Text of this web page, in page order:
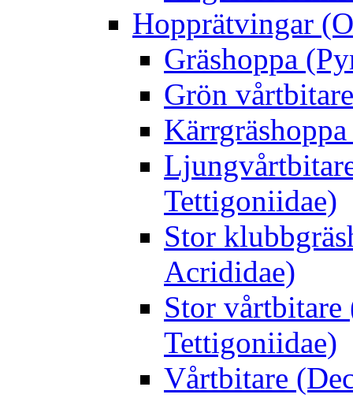
Hopprätvingar
Gräshoppa
Grön
Tettigoniidae)
Stor
Acrididae)
Stor
Tettigoniidae)
Vårtbitare